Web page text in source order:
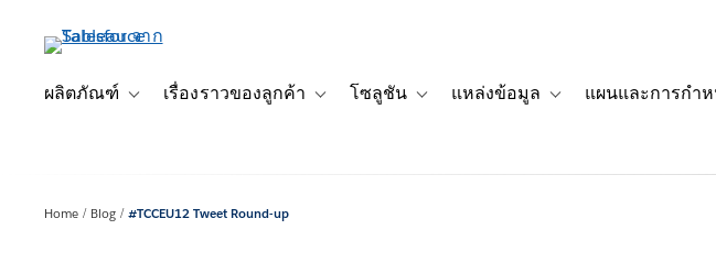
เนื้อหาผลิตภัณฑ์
Toggle sub-navigation for ผลิตภัณฑ์
เรื่องราวของลูกค้า
Toggle sub-navigation for เรื่องราวของลูกค้า
โซลูชัน
Toggle sub-navigation for โซลูชัน
แหล่งข้อมูล แผนและการกำ
Home Blog #TCCEU12 Tweet Round-up